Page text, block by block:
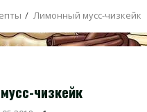
Лимонный мусс-чизкейк
чизкейк